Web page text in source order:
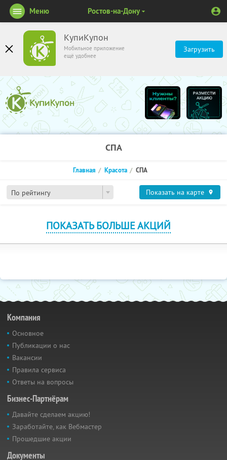
КупиКупон
Мобильное приложение
ещё удобнее
Загрузить
Меню Ростов-на-Дону
СПА
По рейтингу
Главная Красота СПА
Показать на карте
ПОКАЗАТЬ БОЛЬШЕ АКЦИЙ
Компания
Основное
Публикации о нас
Вакансии
Правила сервиса
Ответы на вопросы
Бизнес-Партнёрам
Давайте сделаем акцию!
Заработайте, как Вебмастер
Прошедшие акции
Документы